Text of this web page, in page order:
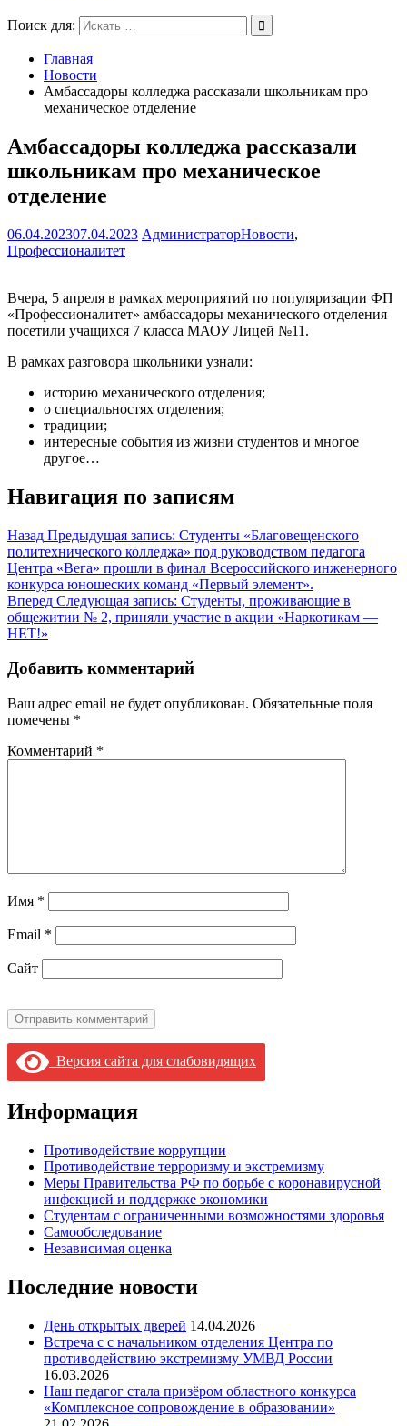
Поиск для:
Главная
Новости
Амбассадоры колледжа рассказали школьникам про
механическое отделение
Амбассадоры колледжа рассказали
школьникам про механическое
отделение
06.04.202307.04.2023 АдминистраторНовости,
Профессионалитет
Вчера, 5 апреля в рамках мероприятий по популяризации ФП
«Профессионалитет» амбассадоры механического отделения
посетили учащихся 7 класса МАОУ Лицей №11.
В рамках разговора школьники узнали:
историю механического отделения;
о специальностях отделения;
традиции;
интересные события из жизни студентов и многое
другое…
Навигация по записям
Назад Предыдущая запись: Студенты «Благовещенского
политехнического колледжа» под руководством педагога
Центра «Вега» прошли в финал Всероссийского инженерного
конкурса юношеских команд «Первый элемент».
Вперед Следующая запись: Студенты, проживающие в
общежитии № 2, приняли участие в акции «Наркотикам —
НЕТ!»
Добавить комментарий
Ваш адрес email не будет опубликован. Обязательные поля
помечены *
Комментарий *
Имя *
Email *
Сайт
Версия сайта для слабовидящих
Информация
Противодействие коррупции
Противодействие терроризму и экстремизму
Меры Правительства РФ по борьбе с коронавирусной
инфекцией и поддержке экономики
Студентам с ограниченными возможностями здоровья
Самообследование
Независимая оценка
Последние новости
День открытых дверей 14.04.2026
Встреча с с начальником отделения Центра по
противодействию экстремизму УМВД России
16.03.2026
Наш педагог стала призёром областного конкурса
«Комплексное сопровождение в образовании»